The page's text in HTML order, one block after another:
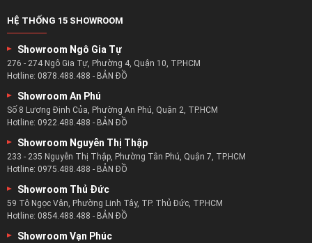
HỆ THỐNG 15 SHOWROOM
Showroom Ngô Gia Tự
276 - 274 Ngô Gia Tự, Phường 4, Quận 10, TP.HCM
Hotline: 0878.488.488 - BẢN ĐỒ
Showroom An Phú
Số 8 Lương Định Của, Phường An Phú, Quận 2, TP.HCM
Hotline: 0922.488.488 - BẢN ĐỒ
Showroom Nguyễn Thị Thập
233 - 235 Nguyễn Thị Thập, Phường Tân Phú, Quận 7, TP.HCM
Hotline: 0975.488.488 - BẢN ĐỒ
Showroom Thủ Đức
59 Tô Ngọc Vân, Phường Linh Tây, TP. Thủ Đức, TP.HCM
Hotline: 0854.488.488 - BẢN ĐỒ
Showroom Vạn Phúc